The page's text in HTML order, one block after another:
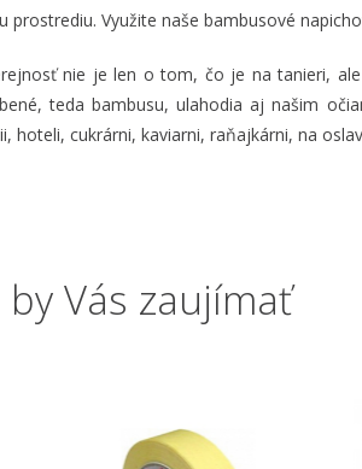
Využite naše bambusové
nie je len o tom, čo je na tanieri,
teda bambusu, ulahodia aj našim
hoteli, cukrárni, kaviarni, raňajkárni, na
Vás zaujímať